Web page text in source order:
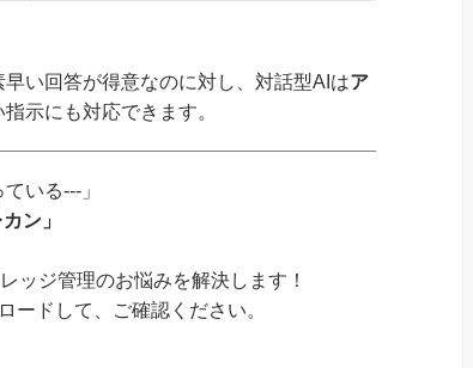
い回答が得意なのに対し、対話型AIはア
示にも対応できます。
いる---」
ン」
ッジ管理のお悩みを解決します！
ードして、ご確認ください。